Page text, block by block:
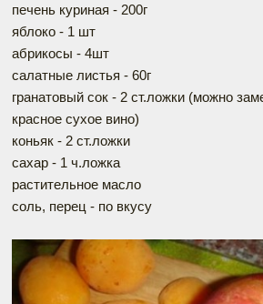
печень куриная - 200г
яблоко - 1 шт
абрикосы - 4шт
салатные листья - 60г
гранатовый сок - 2 ст.ложки (можно
красное сухое вино)
коньяк - 2 ст.ложки
сахар - 1 ч.ложка
растительное масло
соль, перец - по вкусу